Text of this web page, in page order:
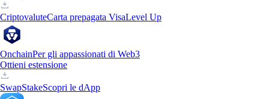
CriptovaluteCarta prepagata VisaLevel Up
OnchainPer gli appassionati di Web3
Ottieni estensione
SwapStakeScopri le dApp